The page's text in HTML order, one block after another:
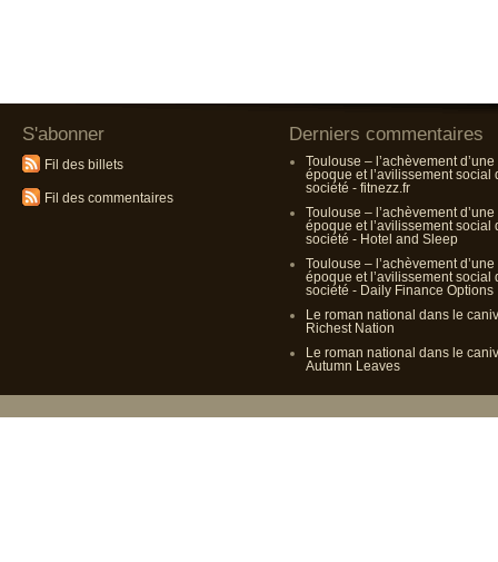
S'abonner
Fil des billets
Fil des commentaires
Derniers commentaires
Toulouse – l’achèvement d’une
époque et l’avilissement social
société - fitnezz.fr
Toulouse – l’achèvement d’une
époque et l’avilissement social
société - Hotel and Sleep
Toulouse – l’achèvement d’une
époque et l’avilissement social
société - Daily Finance Options
Le roman national dans le
Richest Nation
Le roman national dans le
Autumn Leaves